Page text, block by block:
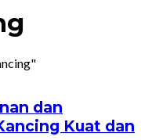
dan
Kuat dan